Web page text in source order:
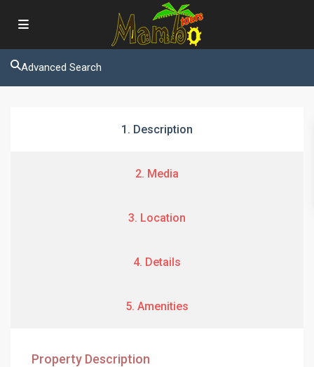
Advanced Search
1. Description
2. Media
3. Location
4. Details
5. Amenities
Property Description